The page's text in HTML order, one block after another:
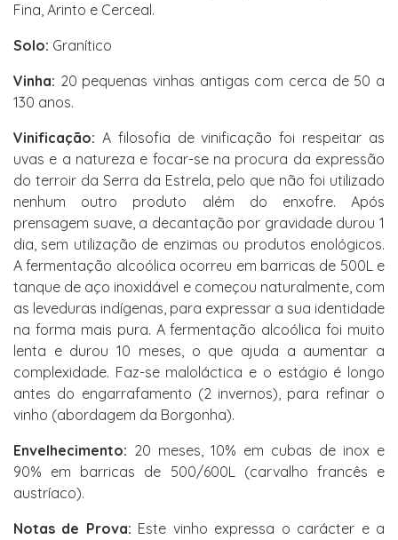
Fina, Arinto e Cerceal.
Solo: Granítico
Vinha: 20 pequenas vinhas antigas com cerca de 50 a
130 anos.
Vinificação: A filosofia de vinificação foi respeitar as
uvas e a natureza e focar-se na procura da expressão
do terroir da Serra da Estrela, pelo que não foi utilizado
nenhum outro produto além do enxofre. Após
prensagem suave, a decantação por gravidade durou 1
dia, sem utilização de enzimas ou produtos enológicos.
A fermentação alcoólica ocorreu em barricas de 500L e
tanque de aço inoxidável e começou naturalmente, com
as leveduras indígenas, para expressar a sua identidade
na forma mais pura. A fermentação alcoólica foi muito
lenta e durou 10 meses, o que ajuda a aumentar a
complexidade. Faz-se maloláctica e o estágio é longo
antes do engarrafamento (2 invernos), para refinar o
vinho (abordagem da Borgonha).
Envelhecimento: 20 meses, 10% em cubas de inox e
90% em barricas de 500/600L (carvalho francês e
austríaco).
Notas de Prova: Este vinho expressa o carácter e a